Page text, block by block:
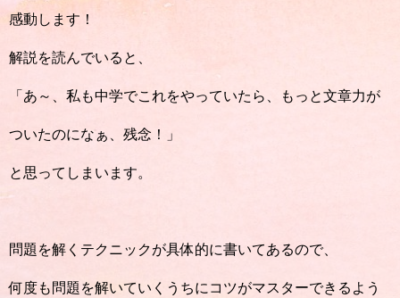
感動します！
解説を読んでいると、
「あ～、私も中学でこれをやっていたら、もっと文章力が
ついたのになぁ、残念！」
と思ってしまいます。
問題を解くテクニックが具体的に書いてあるので、
何度も問題を解いていくうちにコツがマスターできるよう